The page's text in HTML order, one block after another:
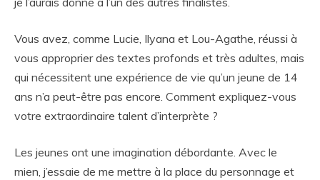
Vous avez, comme Lucie, Ilyana et Lou-Agathe, réussi à
vous approprier des textes profonds et très adultes, mais
qui nécessitent une expérience de vie qu’un jeune de 14
ans n’a peut-être pas encore. Comment expliquez-vous
votre extraordinaire talent d’interprète ?
Les jeunes ont une imagination débordante. Avec le
mien, j’essaie de me mettre à la place du personnage et